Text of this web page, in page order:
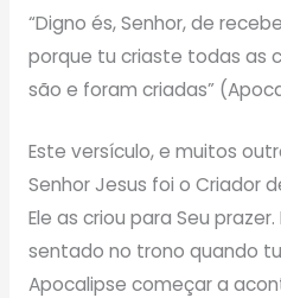
“Digno és, Senhor, de
porque tu criaste todas as
são e foram criadas”
Este versículo, e muitos
Senhor Jesus foi o Criador
Ele as criou para Seu
sentado no trono quando
Apocalipse começar a